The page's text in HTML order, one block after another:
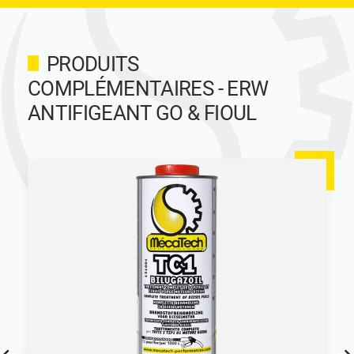
PRODUITS
COMPLÉMENTAIRES - ERW
ANTIFIGEANT GO & FIOUL